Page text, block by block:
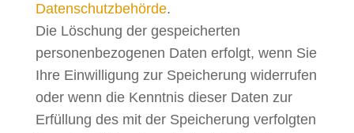
Datenschutzbehörde.
Die Löschung der gespeicherten
personenbezogenen Daten erfolgt, wenn Sie
Ihre Einwilligung zur Speicherung widerrufen
oder wenn die Kenntnis dieser Daten zur
Erfüllung des mit der Speicherung verfolgten